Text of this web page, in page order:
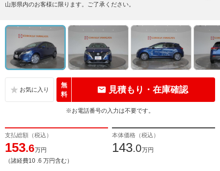
山形県内のお客様に限ります。ご了承ください。
無
料
見積もり・在庫確認
※お電話番号の入力は不要です。
支払総額（税込）
153.6万円
（諸経費10 .6 万円含む）
本体価格（税込）
143.0万円